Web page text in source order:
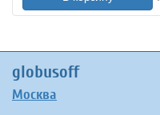
globusoff
Москва